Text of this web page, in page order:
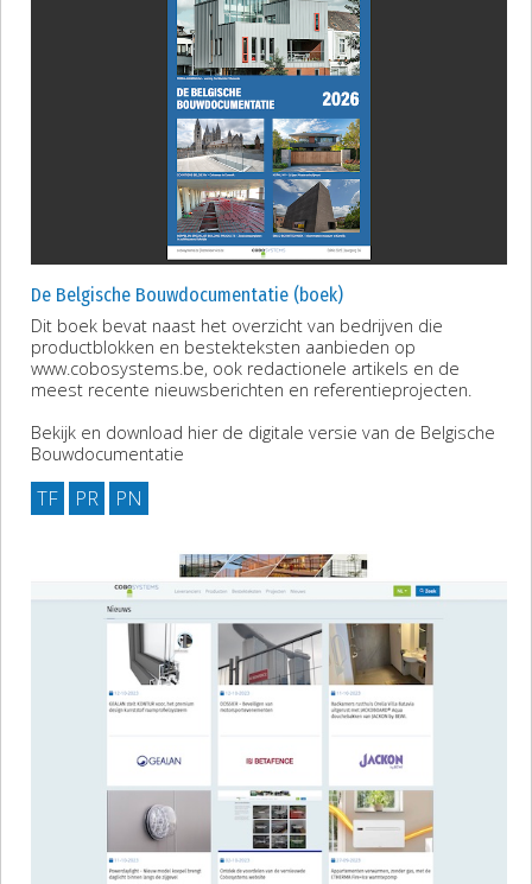
De Belgische Bouwdocumentatie (boek)
Dit boek bevat naast het overzicht van bedrijven die
productblokken en bestekteksten aanbieden op
www.cobosystems.be, ook redactionele artikels en de
meest recente nieuwsberichten en referentieprojecten.
Bekijk en download hier de digitale versie van de Belgische
Bouwdocumentatie
TF PR PN